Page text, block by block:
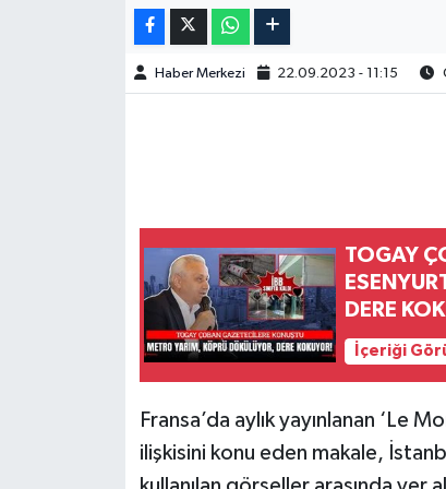
Haber Merkezi 22.09.2023 - 11:15
TOGAY
DERE
İçeriği
Fransa’da aylık yayınlanan ‘Le
ilişkisini konu eden makale,